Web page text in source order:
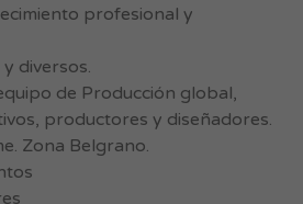
profesional y
diversos.
de Producción global,
productores y diseñadores.
Zona Belgrano.